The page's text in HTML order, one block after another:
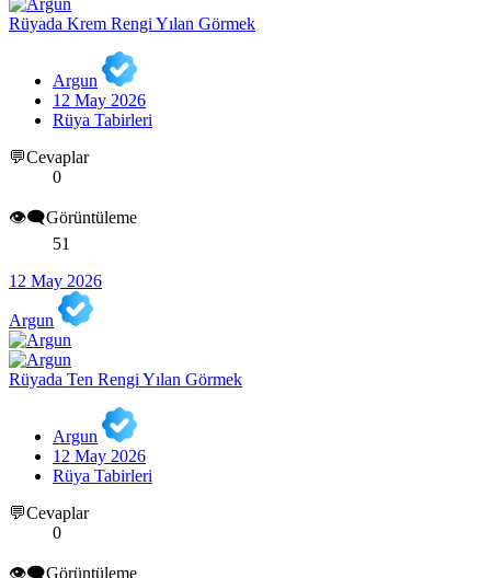
Rüyada Krem Rengi Yılan Görmek
Argun
12 May 2026
Rüya Tabirleri
💬Cevaplar
0
👁️‍🗨️Görüntüleme
51
12 May 2026
Argun
Rüyada Ten Rengi Yılan Görmek
Argun
12 May 2026
Rüya Tabirleri
💬Cevaplar
0
👁️‍🗨️Görüntüleme